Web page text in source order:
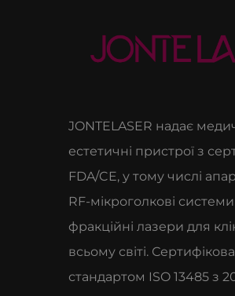
JONTELASER надає
естетичні пристрої з
FDA/CE, у тому числі
RF-мікроголкові
фракційні лазери для
всьому світі.
стандартом ISO 13485 з